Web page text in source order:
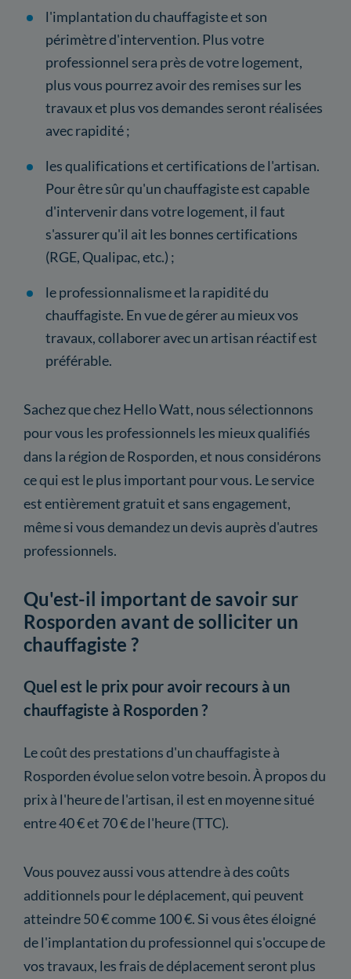
l'implantation du chauffagiste et son
périmètre d'intervention. Plus votre
professionnel sera près de votre logement,
plus vous pourrez avoir des remises sur les
travaux et plus vos demandes seront réalisées
avec rapidité ;
les qualifications et certifications de l'artisan.
Pour être sûr qu'un chauffagiste est capable
d'intervenir dans votre logement, il faut
s'assurer qu'il ait les bonnes certifications
(RGE, Qualipac, etc.) ;
le professionnalisme et la rapidité du
chauffagiste. En vue de gérer au mieux vos
travaux, collaborer avec un artisan réactif est
préférable.
Sachez que chez Hello Watt, nous sélectionnons
pour vous les professionnels les mieux qualifiés
dans la région de Rosporden, et nous considérons
ce qui est le plus important pour vous. Le service
est entièrement gratuit et sans engagement,
même si vous demandez un devis auprès d'autres
professionnels.
Qu'est-il important de savoir sur
Rosporden avant de solliciter un
chauffagiste ?
Quel est le prix pour avoir recours à un
chauffagiste à Rosporden ?
Le coût des prestations d'un chauffagiste à
Rosporden évolue selon votre besoin. À propos du
prix à l'heure de l'artisan, il est en moyenne situé
entre 40 € et 70 € de l'heure (TTC).
Vous pouvez aussi vous attendre à des coûts
additionnels pour le déplacement, qui peuvent
atteindre 50 € comme 100 €. Si vous êtes éloigné
de l'implantation du professionnel qui s'occupe de
vos travaux, les frais de déplacement seront plus